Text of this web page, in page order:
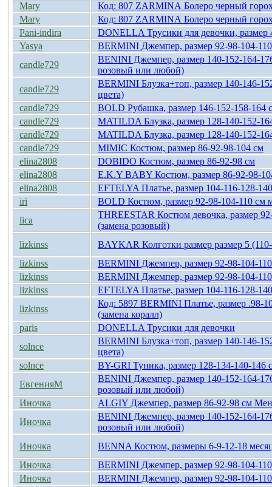
Mary
Код: 807 ZARMINА Болеро черный
Mary
Код: 807 ZARMINА Болеро черный
Pani-indira
DONELLA Трусики для девочки, размер
Yasya
BERMINI Джемпер, размер 92-98-104-
candle729
BENINI Джемпер, размер 140-152-164-
розовый или любой)
candle729
BERMINI Блузка+топ, размер 140-146-
цвета)
candle729
BOLD Рубашка, размер 146-152-158-164
candle729
MATILDA Блузка, размер 128-140-152-
candle729
MATILDA Блузка, размер 128-140-152-
candle729
MIMIC Костюм, размер 86-92-98-104 cм
elina2808
DOBIDO Костюм, размер 86-92-98 см
elina2808
E.K.Y BABY Костюм, размер 86-92-98-
elina2808
EFTELYA Платье, размер 104-116-128-
iri
BOLD Костюм, размер 92-98-104-110 см
lica
THREESTAR Костюм девочка, размер
(замена розовый)
lizkinss
BAYKAR Колготки размер размер 5
lizkinss
BERMINI Джемпер, размер 92-98-104-
lizkinss
BERMINI Джемпер, размер 92-98-104-
lizkinss
EFTELYA Платье, размер 104-116-128-
lizkinss
Код: 5897 BERMINI Платье, размер .98-
(замена коралл)
paris
DONELLA Трусики для девочки
solnce
BERMINI Блузка+топ, размер 140-146-
цвета)
solnce
BY-GRI Туника, размер 128-134-140-146
ЕвгенияМ
BENINI Джемпер, размер 140-152-164-
розовый или любой)
Иночка
ALGIY Джемпер, размер 86-92-98 см
Иночка
BENINI Джемпер, размер 140-152-164-
розовый или любой)
Иночка
BENNA Костюм, размеры 6-9-12-18
Иночка
BERMINI Джемпер, размер 92-98-104-
Иночка
BERMINI Джемпер, размер 92-98-104-